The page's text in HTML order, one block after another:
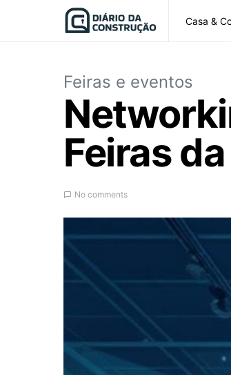
Casa &
Feiras e eventos
Feiras
No comments